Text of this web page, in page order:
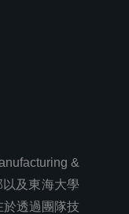
&
及東海大學
透過團隊技